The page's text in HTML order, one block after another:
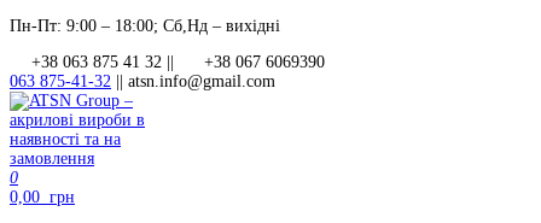
Перейти
контенту
Пн-Пт: 9:00 – 18:00; Сб,Нд – вихідні
+38 063 875 41 32 ||
+38 067 6069390
063 875-41-32
atsn.info@gmail.com
ATSN Group – акрилові вироби в наявності та на замовлення
0
0,00 грн